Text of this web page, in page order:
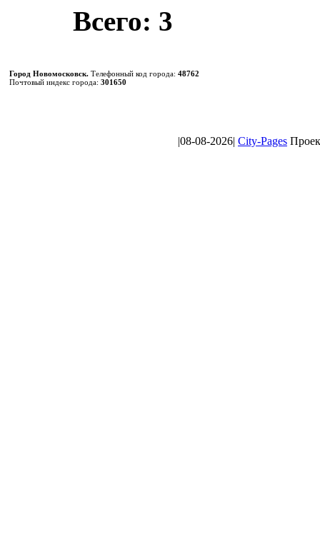
Всего: 3
Город Новомосковск. Телефонный код города: 48762
Почтовый индекс города: 301650
|08-08-2026| City-Pages